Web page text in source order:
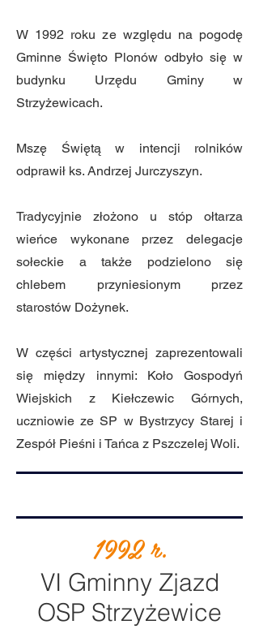
W 1992 roku ze względu na pogodę
Gminne Święto Plonów odbyło się w
budynku Urzędu Gminy w
Strzyżewicach.
Mszę Świętą w intencji rolników
odprawił ks. Andrzej Jurczyszyn.
Tradycyjnie złożono u stóp ołtarza
wieńce wykonane przez delegacje
sołeckie a także podzielono się
chlebem przyniesionym przez
starostów Dożynek.
W części artystycznej zaprezentowali
się między innymi: Koło Gospodyń
Wiejskich z Kiełczewic Górnych,
uczniowie ze SP w Bystrzycy Starej i
Zespół Pieśni i Tańca z Pszczelej Woli.
1992 r.
VI Gminny Zjazd
OSP Strzyżewice